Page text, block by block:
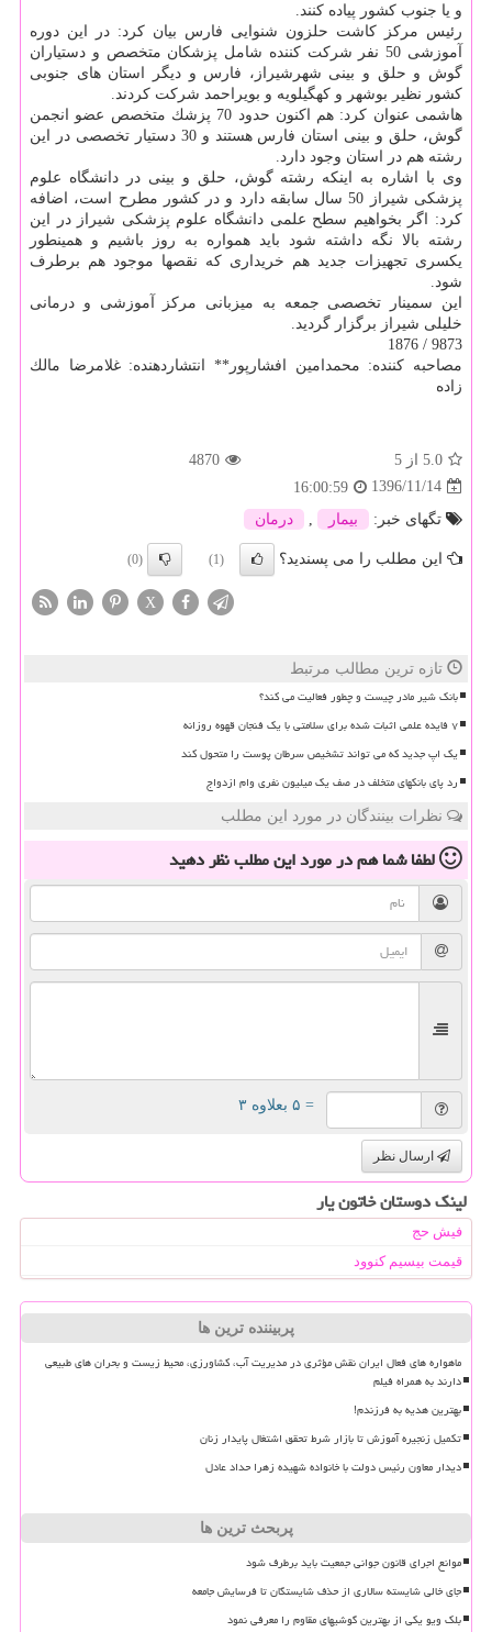
و یا جنوب كشور پیاده كنند.
رئیس مركز كاشت حلزون شنوایی فارس بیان كرد: در این دوره
آموزشی 50 نفر شركت كننده شامل پزشكان متخصص و دستیاران
گوش و حلق و بینی شهرشیراز، فارس و دیگر استان های جنوبی
كشور نظیر بوشهر و كهگیلویه و بویراحمد شركت كردند.
هاشمی عنوان كرد: هم اكنون حدود 70 پزشك متخصص عضو انجمن
گوش، حلق و بینی استان فارس هستند و 30 دستیار تخصصی در این
رشته هم در استان وجود دارد.
وی با اشاره به اینكه رشته گوش، حلق و بینی در دانشگاه علوم
پزشكی شیراز 50 سال سابقه دارد و در كشور مطرح است، اضافه
كرد: اگر بخواهیم سطح علمی دانشگاه علوم پزشكی شیراز در این
رشته بالا نگه داشته شود باید همواره به روز باشیم و همینطور
یكسری تجهیزات جدید هم خریداری كه نقصها موجود هم برطرف
شود.
این سمینار تخصصی جمعه به میزبانی مركز آموزشی و درمانی
خلیلی شیراز برگزار گردید.
9873 / 1876
مصاحبه كننده: محمدامین افشارپور** انتشاردهنده: غلامرضا مالك
زاده
5.0 از 5
4870
1396/11/14
16:00:59
تگهای خبر:
بیمار درمان
این مطلب را می پسندید؟ (1)
(0)
X
تازه ترین مطالب مرتبط
بانک شیر مادر چیست و چطور فعالیت می کند؟
۷ فایده علمی اثبات شده برای سلامتی با یک فنجان قهوه روزانه
یک اپ جدید که می تواند تشخیص سرطان پوست را متحول کند
رد پای بانکهای متخلف در صف یک میلیون نفری وام ازدواج
نظرات بینندگان در مورد این مطلب
لطفا شما همدر مورد این مطلبنظر دهید
= ۵ بعلاوه ۳
ارسال نظر
لینک دوستان خاتون یار
فیش حج
قیمت بیسیم کنوود
پربیننده ترین ها
ماهواره های فعال ایران نقش مؤثری در مدیریت آب، کشاورزی، محیط زیست و بحران های طبیعی
دارند به همراه فیلم
بهترین هدیه به فرزندم!
تکمیل زنجیره آموزش تا بازار شرط تحقق اشتغال پایدار زنان
دیدار معاون رئیس دولت با خانواده شهیده زهرا حداد عادل
پربحث ترین ها
موانع اجرای قانون جوانی جمعیت باید برطرف شود
جای خالی شایسته سالاری از حذف شایستگان تا فرسایش جامعه
بلک ویو یکی از بهترین گوشیهای مقاوم را معرفی نمود